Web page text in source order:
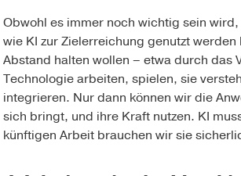
Obwohl es immer noch wichtig sein
wie KI zur Zielerreichung genutzt
Abstand halten wollen – etwa durch das
Technologie arbeiten, spielen, sie
integrieren. Nur dann können wir die
sich bringt, und ihre Kraft nutzen. KI
künftigen Arbeit brauchen wir sie